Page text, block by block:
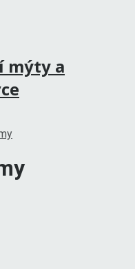
mýty a